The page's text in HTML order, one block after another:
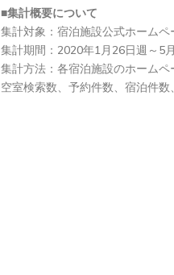
■集計概要について
集計対象：宿泊施設公式ホーム
集計期間：2020年1月26日週～5
集計方法：各宿泊施設のホーム
空室検索数、予約件数、宿泊件